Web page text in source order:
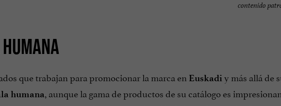
contenido
que trabajan para promocionar la marca en Euskadi y más allá de
humana , aunque la gama de productos de su catálogo es